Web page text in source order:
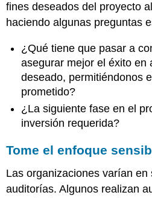
fines deseados del proyecto
haciendo algunas preguntas
¿Qué tiene que pasar a
asegurar mejor el éxito en
deseado, permitiéndonos
prometido?
¿La siguiente fase en el
inversión requerida?
Tome el enfoque
Las organizaciones varían en
auditorías. Algunos realizan